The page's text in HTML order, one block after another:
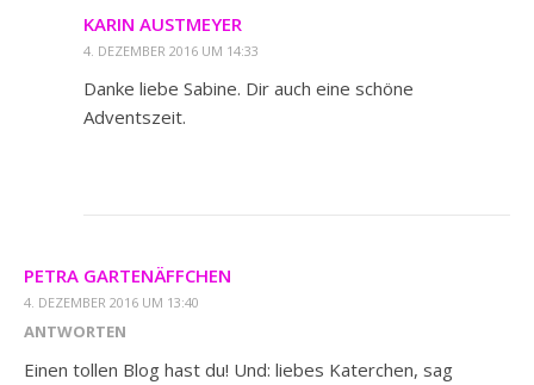
KARIN AUSTMEYER
4. DEZEMBER 2016 UM 14:33
Danke liebe Sabine. Dir auch eine schöne
Adventszeit.
PETRA GARTENÄFFCHEN
4. DEZEMBER 2016 UM 13:40
ANTWORTEN
Einen tollen Blog hast du! Und: liebes Katerchen, sag